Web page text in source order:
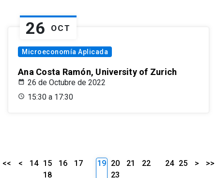
26 OCT
Microeconomía Aplicada
Ana Costa Ramón, University of Zurich
26 de Octubre de 2022
15:30 a 17:30
<< < 14 15 16
17
18
19 20 21
22
23
24 25 > >>